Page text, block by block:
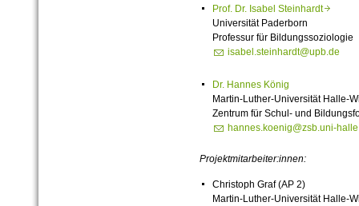
Prof. Dr. Isabel Steinhardt
Universität Paderborn
Professur für Bildungssoziologie
isabel.steinhardt@upb.de
Dr. Hannes König
Martin-Luther-Universität Halle-
Zentrum für Schul- und
hannes.koenig@zsb.uni-
Projektmitarbeiter:innen:
Christoph Graf (AP 2)
Martin-Luther-Universität Halle-